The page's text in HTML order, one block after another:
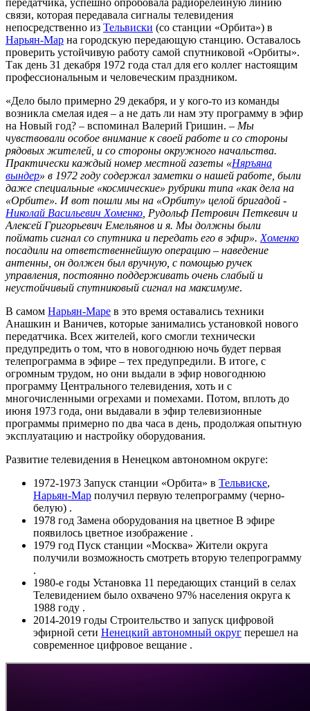
связи, которая передавала сигналы телевидения
непосредственно из Тельвиски (со станции «Орбита») в
Нарьян-Мар на городскую передающую станцию. Оставалось
проверить устойчивую работу самой спутниковой «Орбиты».
Так день 31 декабря 1972 года стал для его коллег настоящим
профессиональным и человеческим праздником.
«Дело было примерно 29 декабря, и у кого-то из команды
возникла смелая идея – а не дать ли нам эту программу в эфир
на Новый год? – вспоминал Валерий Гришин. – Мы
чувствовали особое внимание к своей работе и со стороны
рядовых жителей, и со стороны окружного начальства.
Практически каждый номер местной газеты «Няръяна
вындер» в 1972 году содержал заметки о нашей работе, были
даже специальные «космические» рубрики типа «как дела на
«Орбите». И вот пошли мы на «Орбиту» целой бригадой -
Николай Васильевич Хоменко , Рудольф Петрович Петкевич и
Алексей Григорьевич Емельянов и я. Мы должны были
поймать сигнал со спутника и передать его в эфир». Хоменко
посадили на ответственнейшую операцию – наведение
антенны, он должен был вручную, с помощью ручек
управления, постоянно поддерживать очень слабый и
неустойчивый спутниковый сигнал на максимуме.
В самом Нарьян-Маре в это время оставались техники
Анашкин и Ваничев, которые занимались установкой нового
передатчика. Всех жителей, кого смогли технически
предупредить о том, что в новогоднюю ночь будет первая
телепрограмма в эфире – тех предупредили. В итоге, с
огромным трудом, но они выдали в эфир новогоднюю
программу Центрального телевидения, хоть и с
многочисленными огрехами и помехами. Потом, вплоть до
июня 1973 года, они выдавали в эфир телевизионные
программы примерно по два часа в день, продолжая опытную
эксплуатацию и настройку оборудования.
Развитие телевидения в Ненецком автономном округе:
1972-1973 Запуск станции «Орбита» в Тельвиске,
Нарьян-Мар получил первую телепрограмму (черно-
белую) .
1978 год Замена оборудования на цветное В эфире
появилось цветное изображение .
1979 год Пуск станции «Москва» Жители округа
получили возможность смотреть вторую телепрограмму
.
1980-е годы Установка 11 передающих станций в селах
Телевидением было охвачено 97% населения округа к
1988 году .
2014-2019 годы Строительство и запуск цифровой
эфирной сети Ненецкий автономный округ перешел на
современное цифровое вещание .